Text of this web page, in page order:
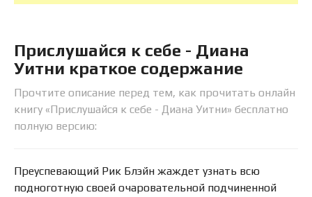
Прислушайся к себе - Диана
Уитни краткое содержание
Прочтите описание перед тем, как прочитать онлайн
книгу «Прислушайся к себе - Диана Уитни» бесплатно
полную версию:
Преуспевающий Рик Блэйн жаждет узнать всю
подноготную своей очаровательной подчиненной